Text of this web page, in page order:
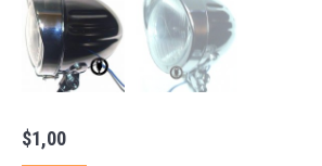
$1,00